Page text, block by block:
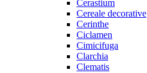
Cerastium
Cereale decorative
Cerinthe
Ciclamen
Cimicifuga
Clarchia
Clematis